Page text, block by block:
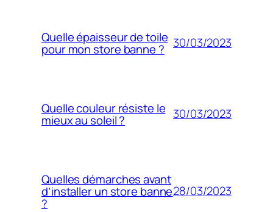
Quelle épaisseur de toile
pour mon store banne ? 30/03/2023
Quelle couleur résiste le
mieux au soleil ? 30/03/2023
Quelles démarches avant
d’installer un store banne
?
28/03/2023